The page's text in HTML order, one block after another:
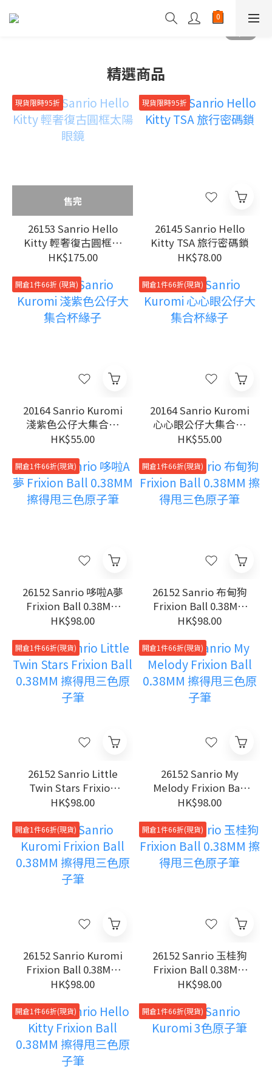
精選商品
現貨限時95折
售完
26153 Sanrio Hello
Kitty 輕奢復古圓框太
陽眼鏡
HK$175.00
現貨限時95折
26145 Sanrio Hello
Kitty TSA 旅行密碼鎖
HK$78.00
開倉1件66折 (現貨)
20164 Sanrio Kuromi
淺紫色公仔大集合杯
緣子
HK$55.00
開倉1件66折(現貨)
20164 Sanrio Kuromi
心心眼公仔大集合杯
緣子
HK$55.00
開倉1件66折(現貨)
26152 Sanrio 哆啦A夢
Frixion Ball 0.38MM
擦得甩三色原子筆
HK$98.00
開倉1件66折(現貨)
26152 Sanrio 布甸狗
Frixion Ball 0.38MM
擦得甩三色原子筆
HK$98.00
開倉1件66折(現貨)
26152 Sanrio Little
Twin Stars Frixion
Ball 0.38MM 擦得甩三
HK$98.00
開倉1件66折(現貨)
26152 Sanrio My
Melody Frixion Ball
0.38MM 擦得甩三色原
HK$98.00
開倉1件66折(現貨)
26152 Sanrio Kuromi
Frixion Ball 0.38MM
擦得甩三色原子筆
HK$98.00
開倉1件66折(現貨)
26152 Sanrio 玉桂狗
Frixion Ball 0.38MM
擦得甩三色原子筆
HK$98.00
開倉1件66折(現貨) 開倉1件66折(現貨)